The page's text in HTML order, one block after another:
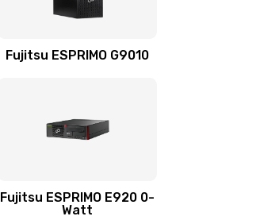
Fujitsu ESPRIMO G9010
Fujitsu ESPRIMO E920 0-
Watt